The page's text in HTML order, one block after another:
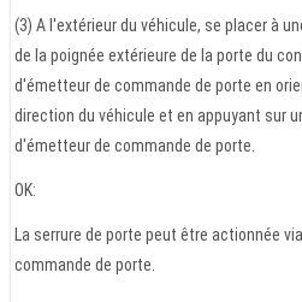
(3) A l'extérieur du véhicule, se placer à
de la poignée extérieure de la porte du
d'émetteur de commande de porte en
direction du véhicule et en appuyant sur
d'émetteur de commande de porte.
OK:
La serrure de porte peut être actionnée
commande de porte.